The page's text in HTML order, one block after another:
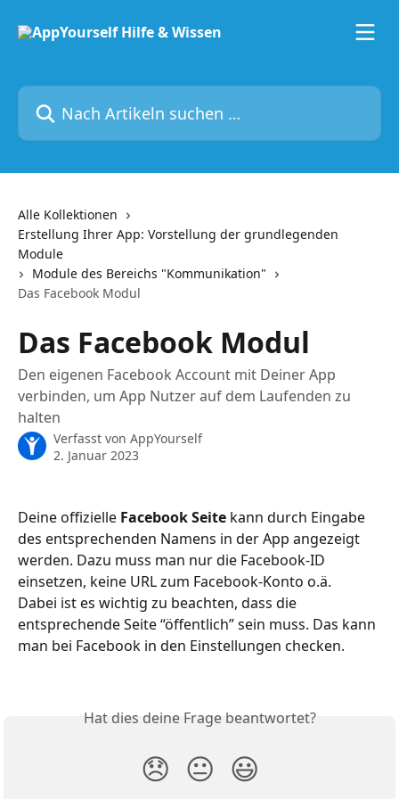
Nach Artikeln suchen …
Alle Kollektionen
Erstellung Ihrer App: Vorstellung der grundlegenden
Module
Module des Bereichs "Kommunikation"
Das Facebook Modul
Das Facebook Modul
Den eigenen Facebook Account mit Deiner App
verbinden, um App Nutzer auf dem Laufenden zu
halten
Verfasst von AppYourself
2. Januar 2023
Deine offizielle Facebook Seite kann durch Eingabe
des entsprechenden Namens in der App angezeigt
werden. Dazu muss man nur die Facebook-ID
einsetzen, keine URL zum Facebook-Konto o.ä.
Dabei ist es wichtig zu beachten, dass die
entsprechende Seite “öffentlich” sein muss. Das kann
man bei Facebook in den Einstellungen checken.
Hat dies deine Frage beantwortet?
😞 😐 😃